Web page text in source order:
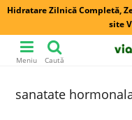
Hidratare Zilnică Completă,
site
Meniu Caută
sanatate